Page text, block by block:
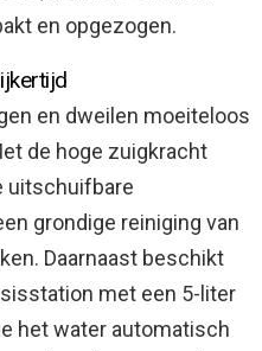
en opgezogen.
en dweilen moeiteloos
de hoge zuigkracht
uitschuifbare
grondige reiniging van
Daarnaast beschikt
met een 5-liter
het water automatisch